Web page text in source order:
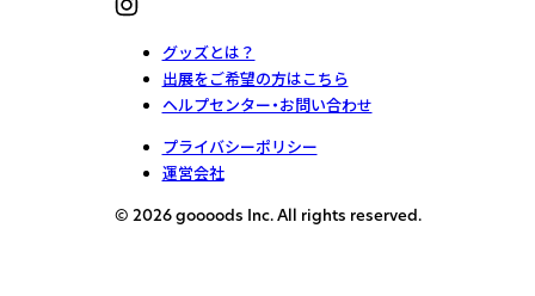
グッズとは？
出展をご希望の方はこちら
ヘルプセンター・お問い合わせ
プライバシーポリシー
運営会社
© 2026 goooods Inc. All rights reserved.